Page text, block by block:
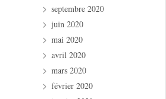
septembre 2020
juin 2020
mai 2020
avril 2020
mars 2020
février 2020